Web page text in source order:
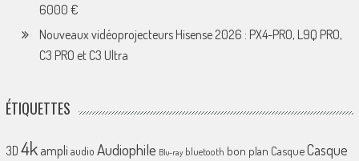
6000 €
Nouveaux vidéoprojecteurs Hisense 2026 : PX4-PRO, L9Q PRO,
C3 PRO et C3 Ultra
ÉTIQUETTES
3D 4k ampliaudio Audiophile Blu-ray bluetooth bon plan CasqueCasque